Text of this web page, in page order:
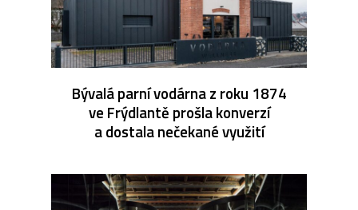
Bývalá parní vodárna z roku 1874
ve Frýdlantě prošla konverzí
a dostala nečekané využití